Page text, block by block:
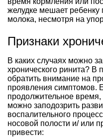
желудке мешает
молока, несмотря на
Признаки
В каких случаях можно
хронического ринита? В
обратить внимание на
проявления симптомов.
продолжительное
можно заподозрить
воспалительного
носовой полости и/ или
привести: